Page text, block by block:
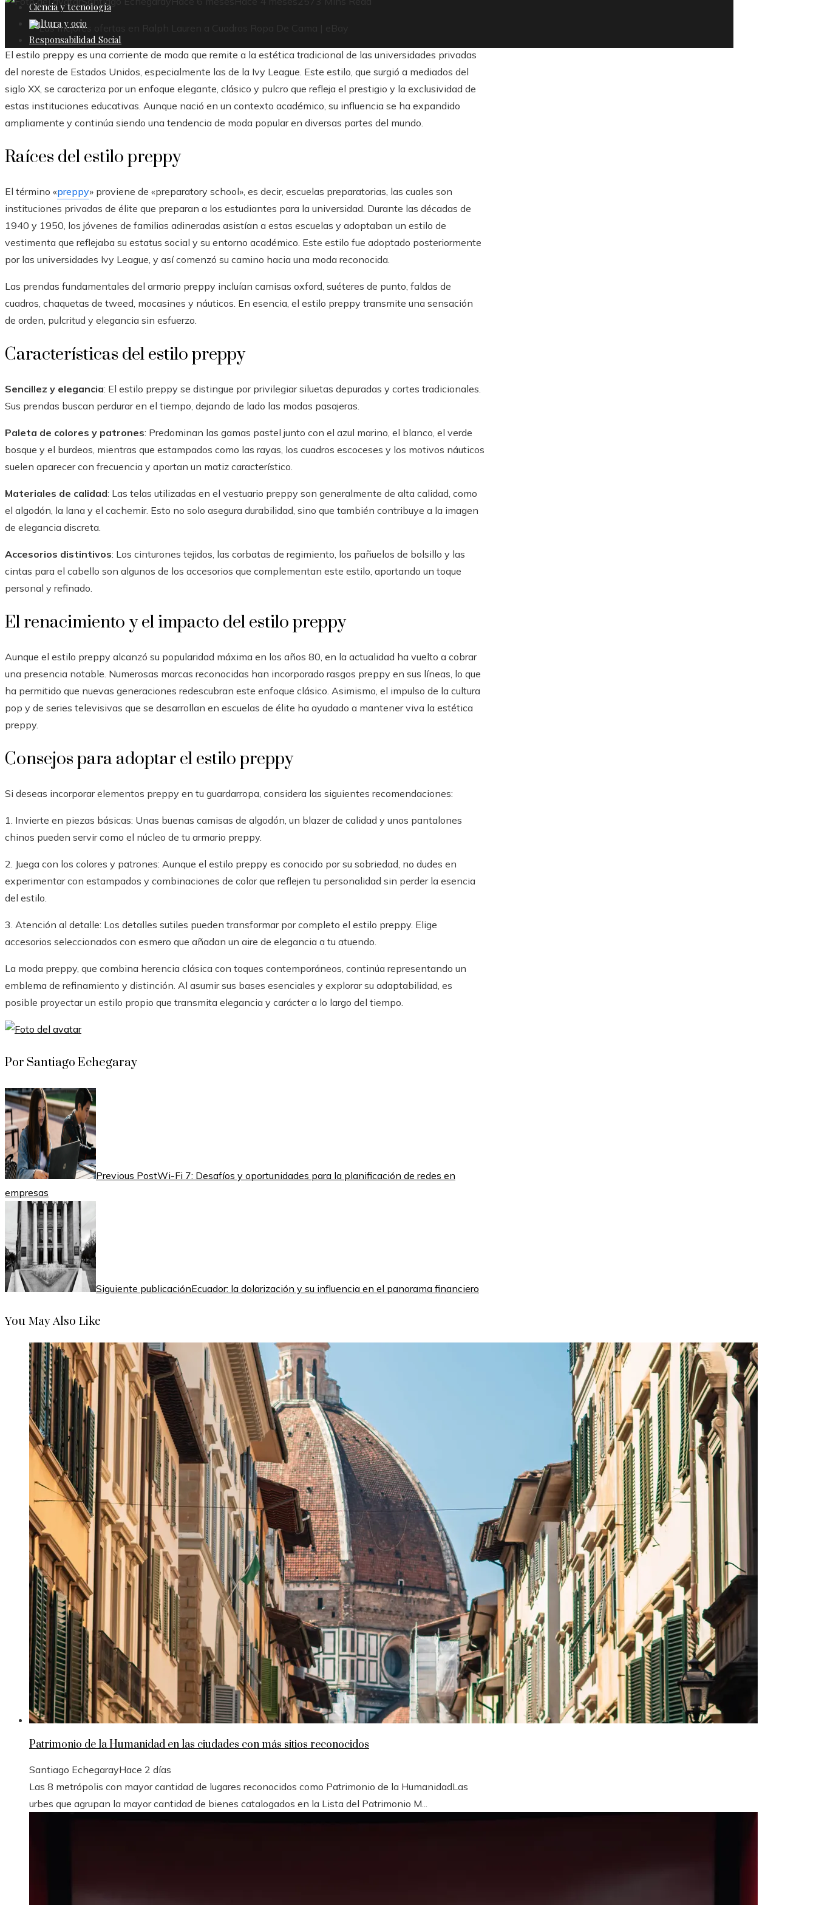
Ciencia y tecnología
Cultura y ocio
Responsabilidad Social
El estilo preppy es una corriente de moda que remite a la estética tradicional de las universidades privadas
del noreste de Estados Unidos, especialmente las de la Ivy League. Este estilo, que surgió a mediados del
siglo XX, se caracteriza por un enfoque elegante, clásico y pulcro que refleja el prestigio y la exclusividad de
estas instituciones educativas. Aunque nació en un contexto académico, su influencia se ha expandido
ampliamente y continúa siendo una tendencia de moda popular en diversas partes del mundo.
Raíces del estilo preppy
El término «preppy» proviene de «preparatory school», es decir, escuelas preparatorias, las cuales son
instituciones privadas de élite que preparan a los estudiantes para la universidad. Durante las décadas de
1940 y 1950, los jóvenes de familias adineradas asistían a estas escuelas y adoptaban un estilo de
vestimenta que reflejaba su estatus social y su entorno académico. Este estilo fue adoptado posteriormente
por las universidades Ivy League, y así comenzó su camino hacia una moda reconocida.
Las prendas fundamentales del armario preppy incluían camisas oxford, suéteres de punto, faldas de
cuadros, chaquetas de tweed, mocasines y náuticos. En esencia, el estilo preppy transmite una sensación
de orden, pulcritud y elegancia sin esfuerzo.
Características del estilo preppy
Sencillez y elegancia: El estilo preppy se distingue por privilegiar siluetas depuradas y cortes tradicionales.
Sus prendas buscan perdurar en el tiempo, dejando de lado las modas pasajeras.
Paleta de colores y patrones: Predominan las gamas pastel junto con el azul marino, el blanco, el verde
bosque y el burdeos, mientras que estampados como las rayas, los cuadros escoceses y los motivos náuticos
suelen aparecer con frecuencia y aportan un matiz característico.
Materiales de calidad: Las telas utilizadas en el vestuario preppy son generalmente de alta calidad, como
el algodón, la lana y el cachemir. Esto no solo asegura durabilidad, sino que también contribuye a la imagen
de elegancia discreta.
Accesorios distintivos: Los cinturones tejidos, las corbatas de regimiento, los pañuelos de bolsillo y las
cintas para el cabello son algunos de los accesorios que complementan este estilo, aportando un toque
personal y refinado.
El renacimiento y el impacto del estilo preppy
Aunque el estilo preppy alcanzó su popularidad máxima en los años 80, en la actualidad ha vuelto a cobrar
una presencia notable. Numerosas marcas reconocidas han incorporado rasgos preppy en sus líneas, lo que
ha permitido que nuevas generaciones redescubran este enfoque clásico. Asimismo, el impulso de la cultura
pop y de series televisivas que se desarrollan en escuelas de élite ha ayudado a mantener viva la estética
preppy.
Consejos para adoptar el estilo preppy
Si deseas incorporar elementos preppy en tu guardarropa, considera las siguientes recomendaciones:
1. Invierte en piezas básicas: Unas buenas camisas de algodón, un blazer de calidad y unos pantalones
chinos pueden servir como el núcleo de tu armario preppy.
2. Juega con los colores y patrones: Aunque el estilo preppy es conocido por su sobriedad, no dudes en
experimentar con estampados y combinaciones de color que reflejen tu personalidad sin perder la esencia
del estilo.
3. Atención al detalle: Los detalles sutiles pueden transformar por completo el estilo preppy. Elige
accesorios seleccionados con esmero que añadan un aire de elegancia a tu atuendo.
La moda preppy, que combina herencia clásica con toques contemporáneos, continúa representando un
emblema de refinamiento y distinción. Al asumir sus bases esenciales y explorar su adaptabilidad, es
posible proyectar un estilo propio que transmita elegancia y carácter a lo largo del tiempo.
Por Santiago Echegaray
Previous PostWi-Fi 7: Desafíos y oportunidades para la planificación de redes en
empresas
Siguiente publicaciónEcuador: la dolarización y su influencia en el panorama financiero
You May Also Like
Patrimonio de la Humanidad en las ciudades con más sitios reconocidos
Santiago EchegarayHace 2 días
Las 8 metrópolis con mayor cantidad de lugares reconocidos como Patrimonio de la HumanidadLas
urbes que agrupan la mayor cantidad de bienes catalogados en la Lista del Patrimonio M...